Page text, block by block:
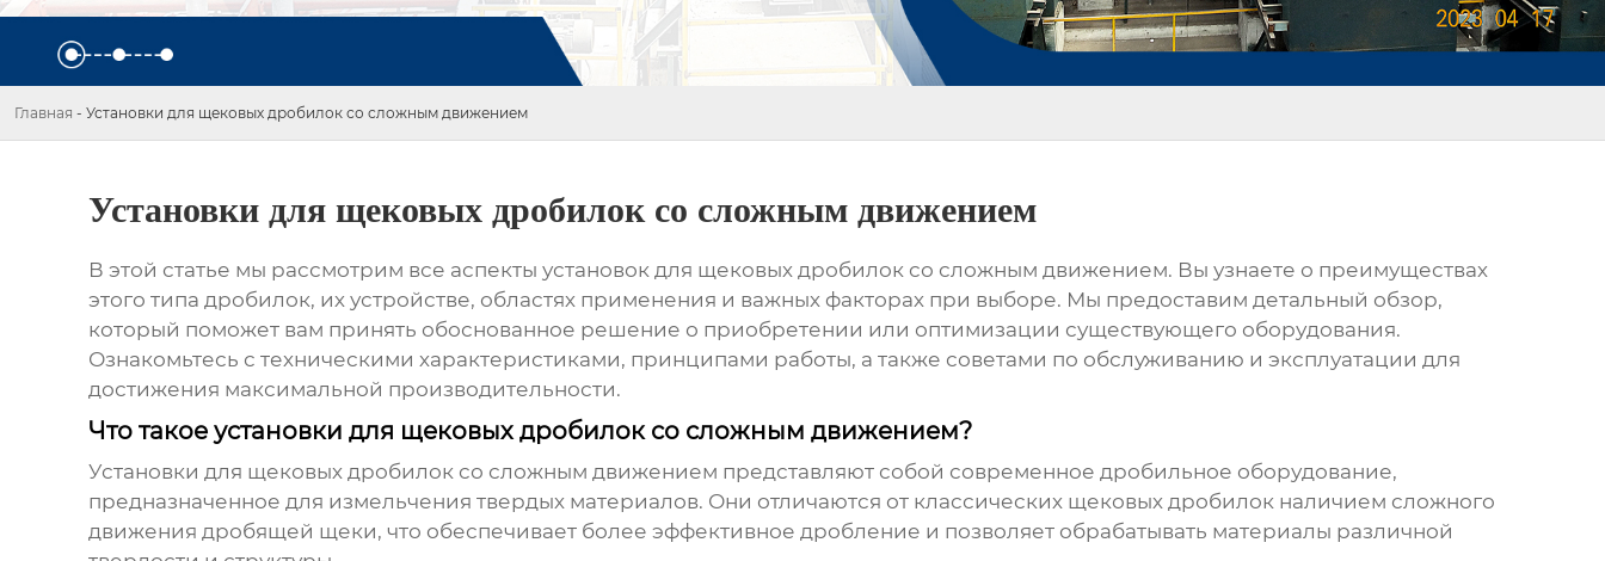
Главная - Установки для щековых дробилок со сложным движением
Установки для щековых дробилок со сложным движением
В этой статье мы рассмотрим все аспекты установок для щековых дробилок со сложным движением. Вы узнаете о преимуществах
этого типа дробилок, их устройстве, областях применения и важных факторах при выборе. Мы предоставим детальный обзор,
который поможет вам принять обоснованное решение о приобретении или оптимизации существующего оборудования.
Ознакомьтесь с техническими характеристиками, принципами работы, а также советами по обслуживанию и эксплуатации для
достижения максимальной производительности.
Что такое установки для щековых дробилок со сложным движением?
Установки для щековых дробилок со сложным движением представляют собой современное дробильное оборудование,
предназначенное для измельчения твердых материалов. Они отличаются от классических щековых дробилок наличием сложного
движения дробящей щеки, что обеспечивает более эффективное дробление и позволяет обрабатывать материалы различной